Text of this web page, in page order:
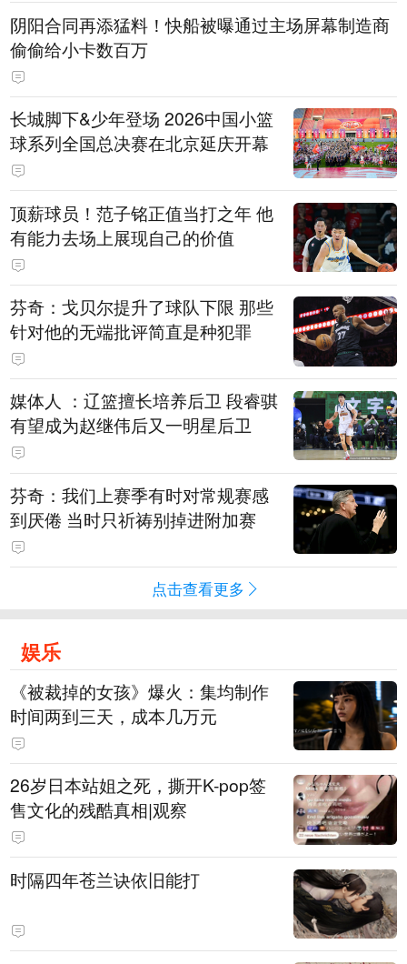
阴阳合同再添猛料！快船被曝通过主场屏幕制造商
偷偷给小卡数百万
长城脚下&少年登场 2026中国小篮
球系列全国总决赛在北京延庆开幕
顶薪球员！范子铭正值当打之年 他
有能力去场上展现自己的价值
芬奇：戈贝尔提升了球队下限 那些
针对他的无端批评简直是种犯罪
媒体人 ：辽篮擅长培养后卫 段睿骐
有望成为赵继伟后又一明星后卫
芬奇：我们上赛季有时对常规赛感
到厌倦 当时只祈祷别掉进附加赛
点击查看更多
娱乐
《被裁掉的女孩》爆火：集均制作
时间两到三天，成本几万元
​26岁日本站姐之死，撕开K-pop签
售文化的残酷真相|观察
时隔四年苍兰诀依旧能打